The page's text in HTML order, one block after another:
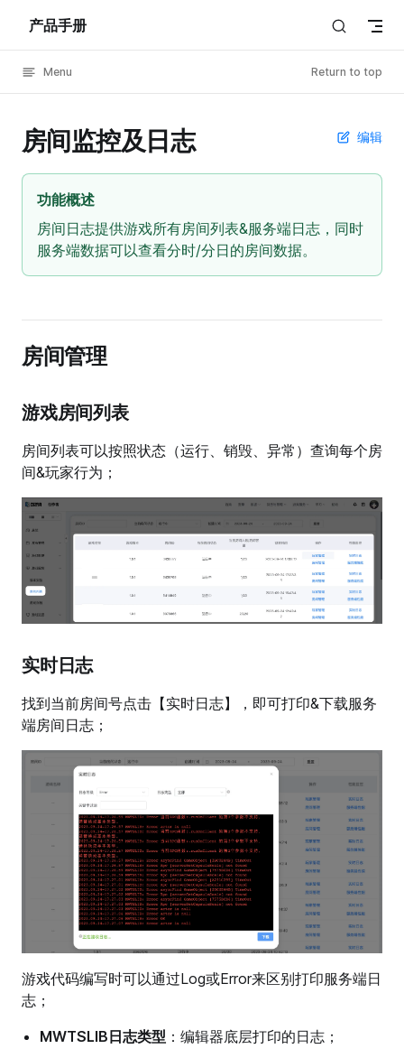
Skip to content
产品手册
Menu Return to top
编辑
房间监控及日志
功能概述
房间日志提供游戏所有房间列表&服务端日志，同时
服务端数据可以查看分时/分日的房间数据。
房间管理
游戏房间列表
房间列表可以按照状态（运行、销毁、异常）查询每个房
间&玩家行为；
实时日志
找到当前房间号点击【实时日志】，即可打印&下载服务
端房间日志；
游戏代码编写时可以通过Log或Error来区别打印服务端日
志；
MWTSLIB日志类型 ：编辑器底层打印的日志；